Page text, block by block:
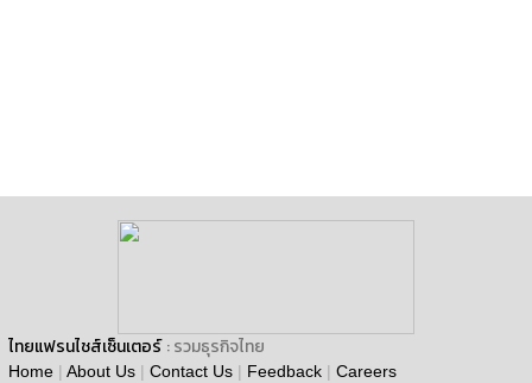
ไทยแฟรนไชส์เซ็นเตอร์ : รวมธุรกิจไทย
Home | About Us | Contact Us | Feedback | Careers